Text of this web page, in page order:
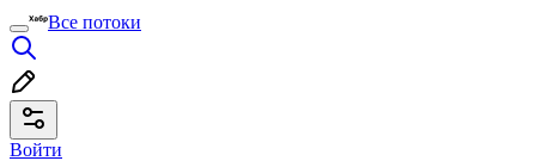
Все потоки
Войти